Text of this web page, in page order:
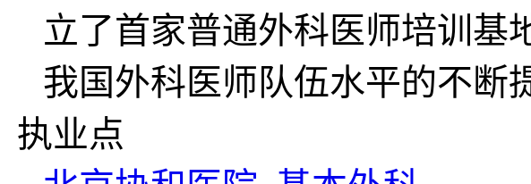
立了首家普通外科医师培训基
我国外科医师队伍水平的不断
执业点